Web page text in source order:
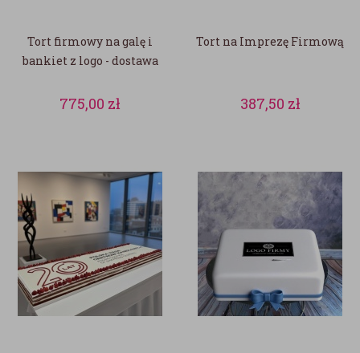
Tort firmowy na galę i
bankiet z logo - dostawa
775,00 zł
Tort na Imprezę Firmową
387,50 zł